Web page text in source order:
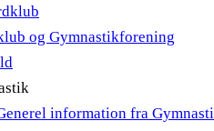
og Gymnastikforening
information fra